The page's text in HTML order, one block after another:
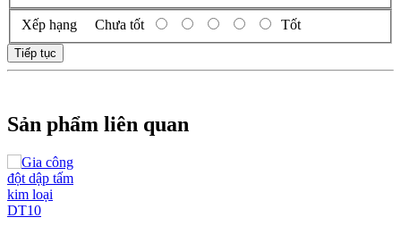
Xếp hạng Chưa tốt Tốt
Tiếp tục
Sản phẩm liên quan